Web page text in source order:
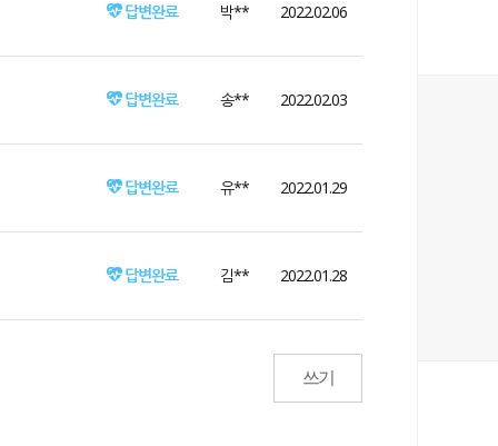
답변완료 박** 2022.02.06
답변완료 송** 2022.02.03
답변완료 유** 2022.01.29
답변완료 김** 2022.01.28
쓰기